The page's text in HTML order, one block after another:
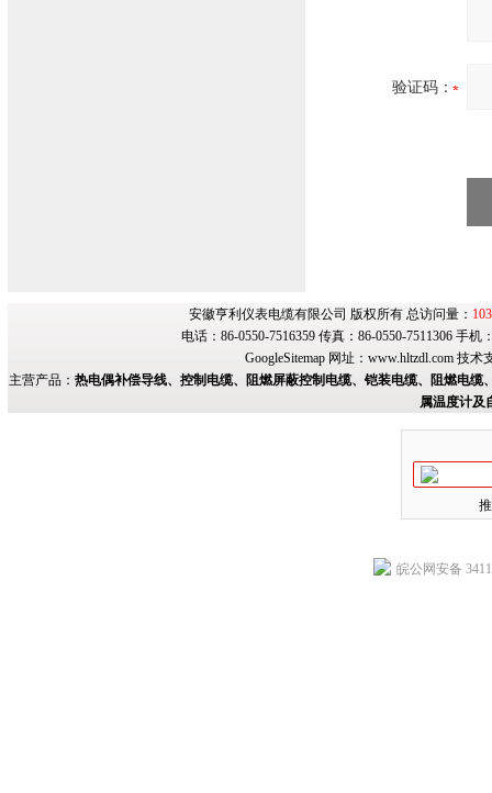
验证码：
安徽亨利仪表电缆有限公司 版权所有 总访问量：
电话：86-0550-7516359 传真：86-0550-7511306 手
GoogleSitemap网址： www.hltzdl.com技术
主营产品： 热电偶补偿导线、控制电缆、阻燃屏蔽控制电缆、铠装电缆、阻燃电
属温度计及
皖公网安备